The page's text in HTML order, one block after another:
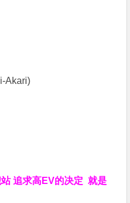
Akari)
追求高EV的决定就是